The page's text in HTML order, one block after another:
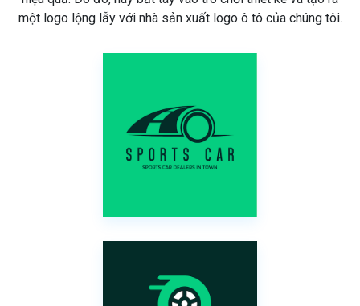
một logo lộng lẫy với nhà sản xuất logo ô tô của chúng tôi.